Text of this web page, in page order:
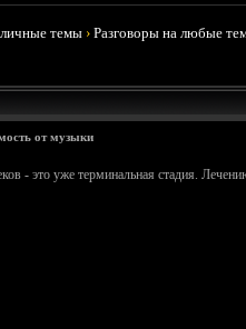
темы ›Разговоры на любые
от музыки
- это уже терминальная стадия.